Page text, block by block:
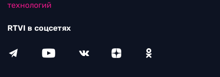
технологий
RTVI в соцсетях